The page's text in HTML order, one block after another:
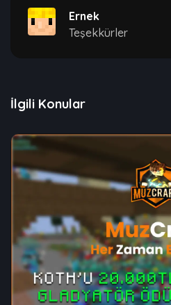
Ernek
Teşekkürler
İlgili Konular